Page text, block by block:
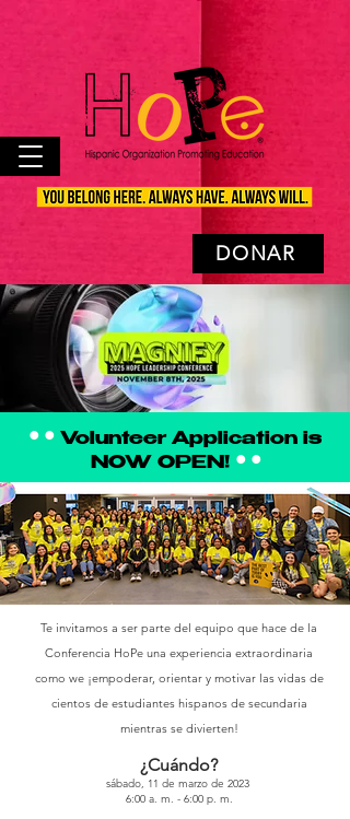
DONAR
Te invitamos a ser parte del equipo que hace de la
Conferencia HoPe una experiencia extraordinaria
como we ¡empoderar, orientar y motivar las vidas de
cientos de estudiantes hispanos de secundaria
mientras se divierten!
¿Cuándo?
sábado, 11 de marzo de 2023
6:00 a. m. - 6:00 p. m.
• • Volunteer Application is
NOW OPEN!• •